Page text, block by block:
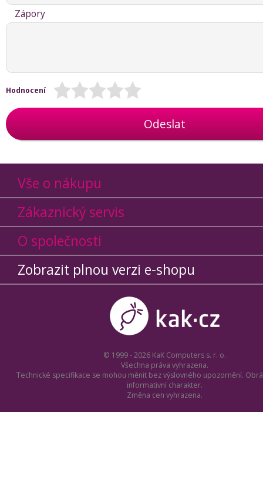
Zápory
Hodnocení
Odeslat
Vše o nákupu
Zákaznický servis
O společnosti
Zobrazit plnou verzi e-shopu
© 1999 - 2026 KaK Computers s. r. o.
Všechna práva vyhrazena.
Technické specifikace se mohou měnit bez výslovného upozornění.
informativní charakter.
Změna cen vyhrazena.